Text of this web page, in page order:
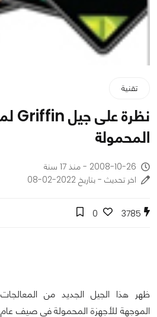
تقنية
المحمولة
2008-10-26 - منذ 17 سنة
اخر تحديث - بتاريخ 2022-02-08
3785
0
ظهر هذا الجيل الجديد من المعالجات
الموجهة للأجهزة المحمولة في صيف عام